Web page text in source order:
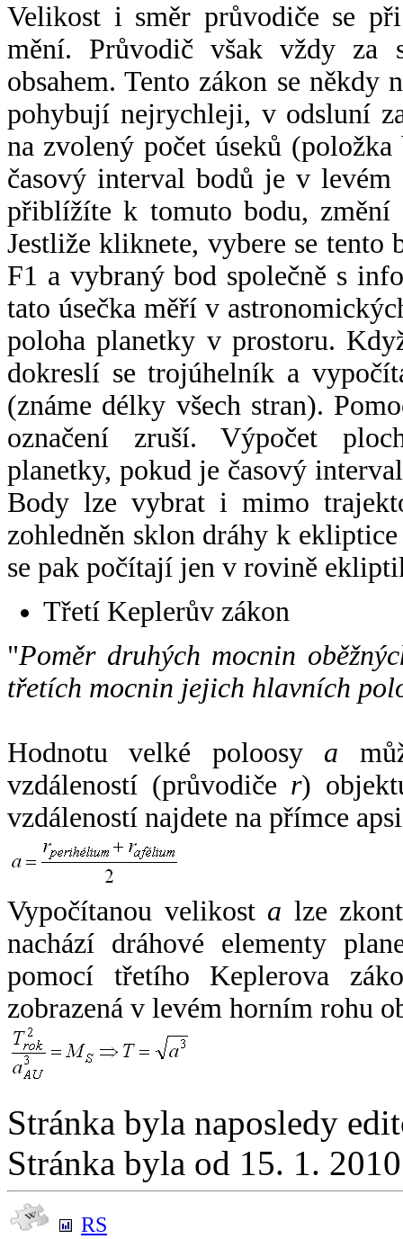
Velikost i směr průvodiče se
mění. Průvodič však vždy za
obsahem. Tento zákon se někdy
pohybují nejrychleji, v odsluní
na zvolený počet úseků
časový interval bodů je v
přiblížíte k tomuto bodu,
Jestliže kliknete, vybere se tento
F1 a vybraný bod společně s
tato úsečka měří v
poloha planetky v prostoru.
dokreslí se trojúhelník a
(známe délky všech stran).
označení zruší. Výpočet
planetky, pokud je časový
Body lze vybrat i mimo
zohledněn sklon dráhy k
se pak počítají jen v rovině
Třetí Keplerův zákon
"Poměr druhých mocnin
třetích mocnin jejich hlavních
Hodnotu velké poloosy a
vzdáleností (průvodiče r)
vzdáleností najdete na přímce
Vypočítanou velikost a lze
nachází dráhové elementy
pomocí třetího Keplerova
zobrazená v levém horním rohu
Stránka byla naposledy
Stránka byla od 15. 1.
RS